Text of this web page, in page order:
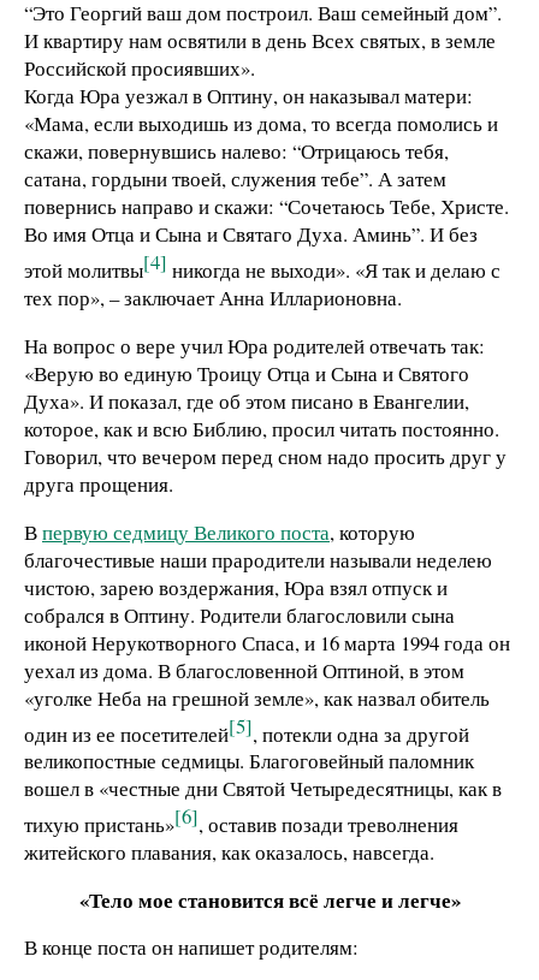
“Это Георгий ваш дом построил. Ваш семейный дом”.
И квартиру нам освятили в день Всех святых, в земле
Российской просиявших».
Когда Юра уезжал в Оптину, он наказывал матери:
«Мама, если выходишь из дома, то всегда помолись и
скажи, повернувшись налево: “Отрицаюсь тебя,
сатана, гордыни твоей, служения тебе”. А затем
повернись направо и скажи: “Сочетаюсь Тебе, Христе.
Во имя Отца и Сына и Святаго Духа. Аминь”. И без
этой молитвы[4] никогда не выходи». «Я так и делаю с
тех пор», – заключает Анна Илларионовна.
На вопрос о вере учил Юра родителей отвечать так:
«Верую во единую Троицу Отца и Сына и Святого
Духа». И показал, где об этом писано в Евангелии,
которое, как и всю Библию, просил читать постоянно.
Говорил, что вечером перед сном надо просить друг у
друга прощения.
Впервую седмицу Великого поста, которую
благочестивые наши прародители называли неделею
чистою, зарею воздержания, Юра взял отпуск и
собрался в Оптину. Родители благословили сына
иконой Нерукотворного Спаса, и 16 марта 1994 года он
уехал из дома. В благословенной Оптиной, в этом
«уголке Неба на грешной земле», как назвал обитель
один из ее посетителей[5], потекли одна за другой
великопостные седмицы. Благоговейный паломник
вошел в «честные дни Святой Четыредесятницы, как в
тихую пристань»[6], оставив позади треволнения
житейского плавания, как оказалось, навсегда.
«Тело мое становится всё легче и легче»
В конце поста он напишет родителям: